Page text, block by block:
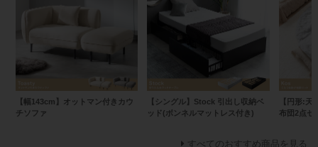
【幅143cm】オットマン付きカウ
チソファ
【シングル】Stock 引出し収納ベ
ッド(ボンネルマットレス付き)
【円形:天
布団2点セ
すべてのおすすめ商品を見る